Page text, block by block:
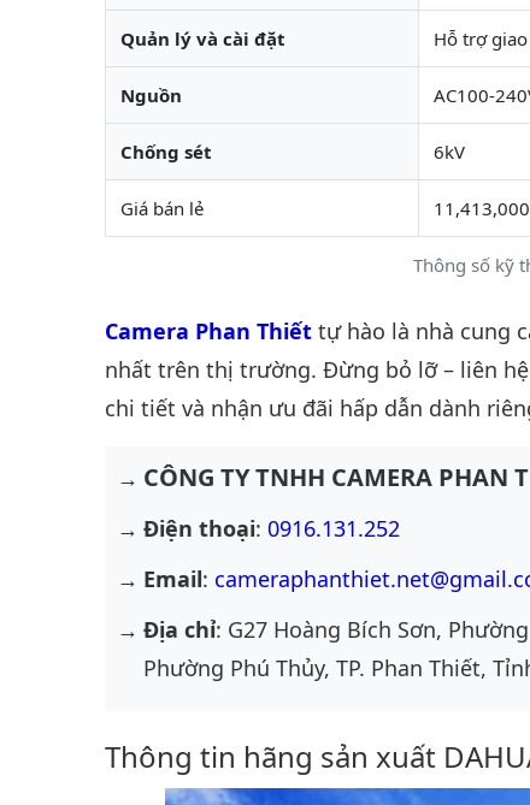
Thông số kỹ
Quản lý và cài đặt Hỗ trợ
Nguồn AC100-
Chống sét 6kV
Giá bán lẻ
Camera Phan Thiết tự hào là nhà cung
nhất trên thị trường. Đừng bỏ lỡ – liên
chi tiết và nhận ưu đãi hấp dẫn dành
CÔNG TY TNHH CAMERA PHAN
Điện thoại: 0916.131.252
Email:
Địa chỉ: G27 Hoàng Bích Sơn,
Phường Phú Thủy, TP. Phan Thiết,
Thông tin hãng sản xuất